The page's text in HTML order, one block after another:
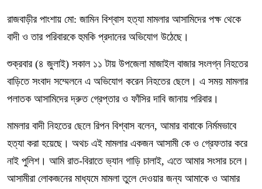
রাজবাড়ীর পাংশায় মো: জামিন বিশ্বাস হত্যা মামলার আসামিদের পক্ষ থেকে
বাদী ও তার পরিবারকে হুমকি প্রদানের অভিযোগ উঠেছে।
শুক্রবার (৪ জুলাই) সকাল ১১ টায় উপজেলা মাজাইল বাজার সংলগ্ন নিহতের
বাড়িতে সংবাদ সম্মেলনে এ অভিযোগ করেন নিহতের ছেলে। এ সময় মামলার
পলাতক আসামিদের দ্রুত গ্রেপ্তার ও ফাঁসির দাবি জানায় পরিবার।
মামলার বাদী নিহতের ছেলে রিপন বিশ্বাস বলেন, আমার বাবাকে নির্মমভাবে
হত্যা করা হয়েছে। অথচ এই মামলার একজন আসামী কে ও গ্রেফতার করে
নাই পুলিশ। আমি রাত-বিরাতে ভ্যান গাড়ি চালাই, এতে আমার সংসার চলে।
আসামীরা লোকজনের মাধ্যমে মামলা তুলে দেওয়ার জন্য আমাকে ও আমার